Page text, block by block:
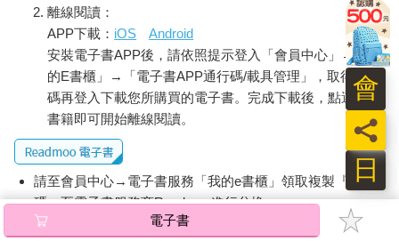
對一般投資人而言，投資後管理工作包含：
 持續追蹤公司表現，了解公司基本面、發展前景。
 當股價持續下跌時，分析原因、估值，判斷是否加碼布局或繼
續持有，或者投資邏輯改變，應減碼甚至清倉。
 關注整體產業發展趨勢、賽道競爭格局、市場需求，以及競爭
同業發展。
 關注宏觀經濟狀態，股市出現大趨勢轉折、進入熊市時，決定
是否減碼避險，以及減碼的幅度。
因此投資後管理工作需要花費相當的時間，才能建立足夠的心理
護城河，降低股價波動的影響，堅持中長期投資。因此，投資持
有不同公司的數目決定了投資後管理工作的負荷與品質。
股票市場的投資風險分為兩類：
離線閱讀：
APP下載： iOS
Android
安裝電子書APP後，請依照提示登入「會員中心」→「我
的E書櫃」→「電子書APP通行碼/載具管理」，取得通行
碼再登入下載您所購買的電子書。完成下載後，點選任一
書籍即可開始離線閱讀。
請至會員中心→電子書服務「我的e書櫃」領取複製『兌換
碼』至電子書服務商Readmoo進行兌換。
退換貨須知：
電子書
日
員
會